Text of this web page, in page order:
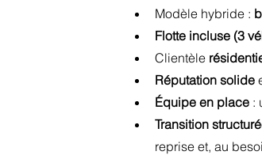
Modèle hybride :
Flotte incluse (3
Clientèle
Réputation solide
Équipe en place :
Transition
reprise et, au